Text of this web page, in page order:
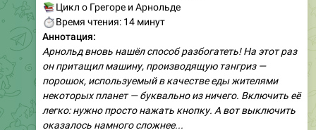
Цикл о Грегоре и Арнольде
Время чтения: 14 минут
Аннотация:
Арнольд вновь нашёл способ разбогатеть! На этот раз
он притащил машину, производящую тангриз —
порошок, используемый в качестве еды жителями
некоторых планет — буквально из ничего. Включить её
легко: нужно просто нажать кнопку. А вот выключить
оказалось намного сложнее...